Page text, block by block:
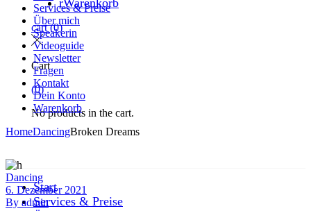
Warenkorb
cart (0)
Cart
(0)
No products in the cart.
Start
Services & Preise
Services & Preise
Über mich
Speakerin
Videoguide
Newsletter
Fragen
Kontakt
Dein Konto
Warenkorb
HomeDancingBroken Dreams
Dancing
6. Dezember 2021
By admin